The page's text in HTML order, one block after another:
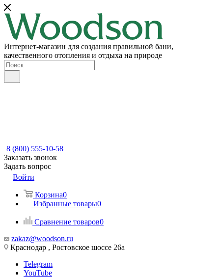
Интернет-магазин для создания правильной бани,
качественного отопления и отдыха на природе
8 (800) 555-10-58
Заказать звонок
Задать вопрос
Войти
Корзина0
Избранные товары0
Сравнение товаров0
zakaz@woodson.ru
Краснодар , Ростовское шоссе 26а
Telegram
YouTube